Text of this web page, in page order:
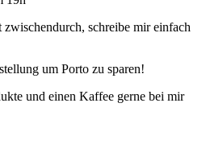
schreibe mir einfach
um Porto zu sparen!
und einen Kaffee gerne bei mir